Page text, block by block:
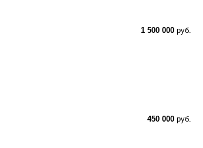
1 500 000 руб.
450 000 руб.